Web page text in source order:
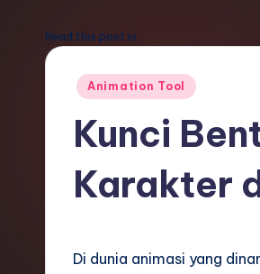
o
ls
Read this post in:
Posted
Animation Tool
Kunci
Karakter
Di dunia animasi yang